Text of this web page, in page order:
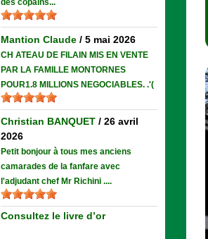
des copains...
Mantion Claude /5 mai 2026
CH ATEAU DE FILAIN MIS EN VENTE
PAR LA FAMILLE MONTORNES
POUR1.8 MILLIONS NEGOCIABLES. .'(
Christian BANQUET /26 avril
2026
Petit bonjour à tous mes anciens
camarades de la fanfare avec
l'adjudant chef Mr Richini ....
Consultez le livre d’or